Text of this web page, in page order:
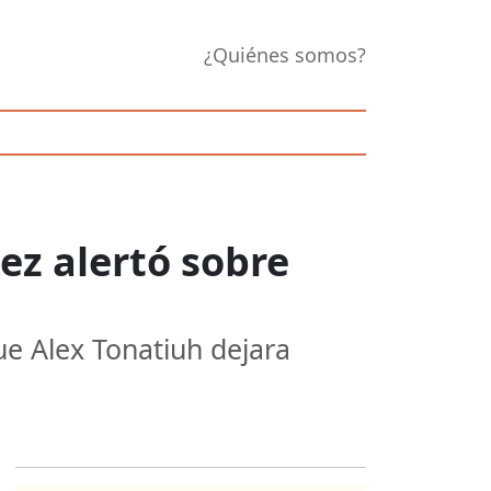
¿Quiénes somos?
alertó sobre
Alex Tonatiuh dejara